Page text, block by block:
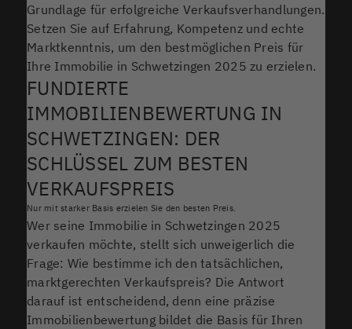
Grundlage für erfolgreiche Verkaufsverhandlungen.
Setzen Sie auf Erfahrung, Kompetenz und echte
Marktkenntnis, um den bestmöglichen Preis für
Ihre Immobilie in Schwetzingen 2025 zu erzielen.
FUNDIERTE
IMMOBILIENBEWERTUNG IN
SCHWETZINGEN: DER
SCHLÜSSEL ZUM BESTEN
VERKAUFSPREIS
Nur mit starker Basis erzielen Sie den besten Preis.
Wer seine Immobilie in Schwetzingen 2025
verkaufen möchte, stellt sich unweigerlich die
Frage: Wie bestimme ich den tatsächlichen,
marktgerechten Verkaufspreis? Die Antwort
darauf ist entscheidend, denn eine präzise
Immobilienbewertung bildet die Basis für Ihren